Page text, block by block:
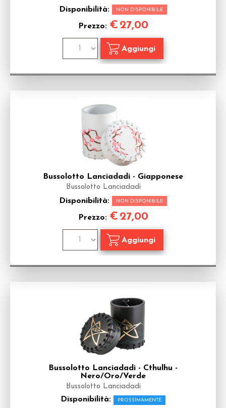
Disponibilità: NON DISPONIBILE
Prezzo: € 27,00
Bussolotto Lanciadadi - Giapponese
Bussolotto Lanciadadi
Disponibilità: NON DISPONIBILE
Prezzo: € 27,00
Bussolotto Lanciadadi - Cthulhu -
Nero/Oro/Verde
Bussolotto Lanciadadi
Disponibilità: PROSSIMAMENTE